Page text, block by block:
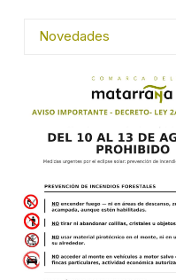
Novedades